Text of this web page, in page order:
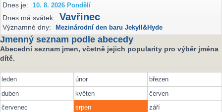
Dnes je:
10. 8. 2026 Pondělí
Dnes má svátek: Vavřinec
Významné dny: Mezinárodní den baru Jekyll&Hyde
Jmenný seznam podle abecedy
Abecední seznam jmen, včetně jejich popularity pro výběr jména
dítě.
leden únor
březen
duben
květen
červen
červenec
srpen
září